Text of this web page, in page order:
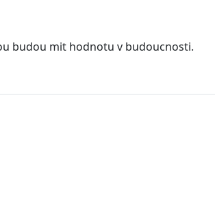
budou mit hodnotu v budoucnosti.